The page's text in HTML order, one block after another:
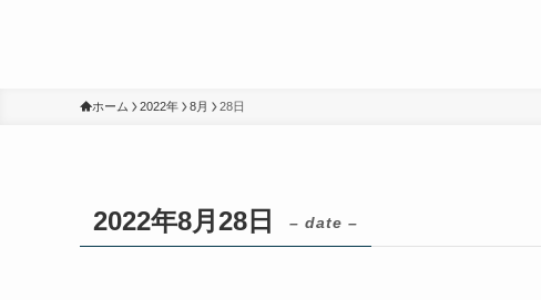
ホーム 2022年 8月 28日
2022年8月28日 – date –